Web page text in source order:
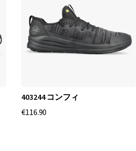
403244 コンフィ
€116.90